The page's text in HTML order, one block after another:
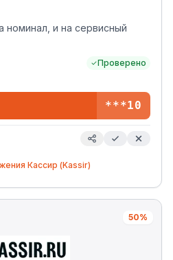
номинал, и на сервисный
Проверено
***10
Кассир (Kassir)
50%